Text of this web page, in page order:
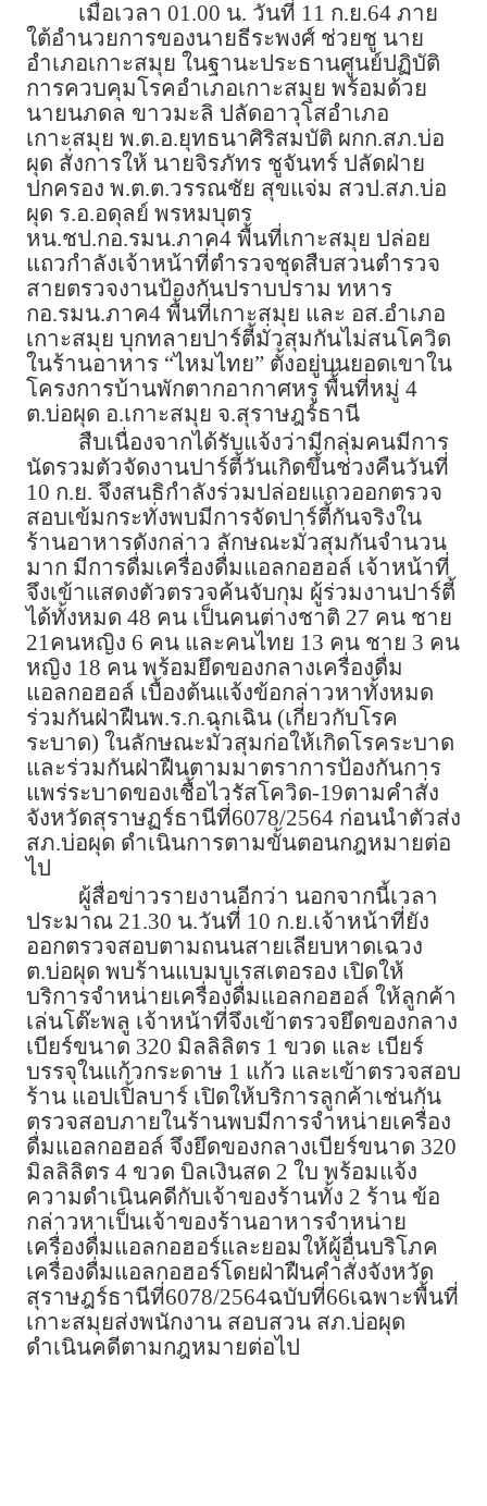
เมื่อเวลา 01.00 น. วันที่ 11 ก.ย.64 ภาย
ใต้อำนวยการของนายธีระพงศ์ ช่วยชู นาย
อำเภอเกาะสมุย ในฐานะประธานศูนย์ปฏิบัติ
การควบคุมโรคอำเภอเกาะสมุย พร้อมด้วย
นายนภดล ขาวมะลิ ปลัดอาวุโสอำเภอ
เกาะสมุย พ.ต.อ.ยุทธนาศิริสมบัติ ผกก.สภ.บ่อ
ผุด สั่งการให้ นายจิรภัทร ชูจันทร์ ปลัดฝ่าย
ปกครอง พ.ต.ต.วรรณชัย สุขแจ่ม สวป.สภ.บ่อ
ผุด ร.อ.อดุลย์ พรหมบุตร
หน.ชป.กอ.รมน.ภาค4 พื้นที่เกาะสมุย ปล่อย
แถวกำลังเจ้าหน้าที่ตำรวจชุดสืบสวนตำรวจ
สายตรวจงานป้องกันปราบปราม ทหาร
กอ.รมน.ภาค4 พื้นที่เกาะสมุย และ อส.อำเภอ
เกาะสมุย บุกทลายปาร์ตี้มั่วสุมกันไม่สนโควิด
ในร้านอาหาร “ไหมไทย” ตั้งอยู่บนยอดเขาใน
โครงการบ้านพักตากอากาศหรู พื้้นที่หมู่ 4
ต.บ่อผุด อ.เกาะสมุย จ.สุราษฎร์ธานี
สืบเนื่องจากได้รับแจ้งว่ามีกลุ่มคนมีการ
นัดรวมตัวจัดงานปาร์ตี้วันเกิดขึ้นช่วงคืนวันที่
10 ก.ย. จึงสนธิกำลังร่วมปล่อยแถวออกตรวจ
สอบเข้มกระทั่งพบมีการจัดปาร์ตี้กันจริงใน
ร้านอาหารดังกล่าว ลักษณะมั่วสุมกันจำนวน
มาก มีการดื่มเครื่องดื่มแอลกอฮอล์ เจ้าหน้าที่
จึงเข้าแสดงตัวตรวจค้นจับกุม ผู้ร่วมงานปาร์ตี้
ได้ทั้งหมด 48 คน เป็นคนต่างชาติ 27 คน ชาย
21คนหญิง 6 คน และคนไทย 13 คน ชาย 3 คน
หญิง 18 คน พร้อมยึดของกลางเครื่องดื่ม
แอลกอฮอล์ เบื้องต้นแจ้งข้อกล่าวหาทั้งหมด
ร่วมกันฝ่าฝืนพ.ร.ก.ฉุกเฉิน (เกี่ยวกับโรค
ระบาด) ในลักษณะมั่วสุมก่อให้เกิดโรคระบาด
และร่วมกันฝ่าฝืนตามมาตราการป้องกันการ
แพร่ระบาดของเชื้อไวรัสโควิด-19ตามคำสั่ง
จังหวัดสุราษฏร์ธานีที่6078/2564 ก่อนนำตัวส่ง
สภ.บ่อผุด ดำเนินการตามขั้นตอนกฎหมายต่อ
ไป
ผู้สื่อข่าวรายงานอีกว่า นอกจากนี้เวลา
ประมาณ 21.30 น.วันที่ 10 ก.ย.เจ้าหน้าที่ยัง
ออกตรวจสอบตามถนนสายเลียบหาดเฉวง
ต.บ่อผุด พบร้านแบมบูเรสเตอรอง เปิดให้
บริการจำหน่ายเครื่องดื่มแอลกอฮอล์ ให้ลูกค้า
เล่นโต๊ะพลู เจ้าหน้าที่จึงเข้าตรวจยึดของกลาง
เบียร์ขนาด 320 มิลลิลิตร 1 ขวด และ เบียร์
บรรจุในแก้วกระดาษ 1 แก้ว และเข้าตรวจสอบ
ร้าน แอปเปิ้ลบาร์ เปิดให้บริการลูกค้าเช่นกัน
ตรวจสอบภายในร้านพบมีการจำหน่ายเครื่อง
ดื่มแอลกอฮอล์ จึงยึดของกลางเบียร์ขนาด 320
มิลลิลิตร 4 ขวด บิลเงินสด 2 ใบ พร้อมแจ้ง
ความดำเนินคดีกับเจ้าของร้านทั้ง 2 ร้าน ข้อ
กล่าวหาเป็นเจ้าของร้านอาหารจำหน่าย
เครื่องดื่มแอลกอฮอร์และยอมให้ผู้อื่นบริโภค
เครื่องดื่มแอลกอฮอร์โดยฝ่าฝืนคำสั่งจังหวัด
สุราษฎร์ธานีที่6078/2564ฉบับที่66เฉพาะพื้นที่
เกาะสมุยส่งพนักงาน สอบสวน สภ.บ่อผุด
ดำเนินคดีตามกฎหมายต่อไป